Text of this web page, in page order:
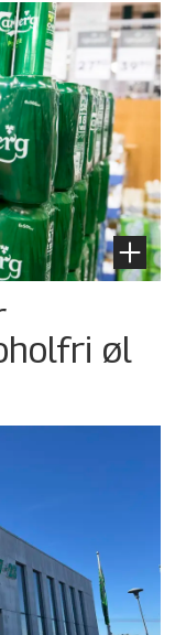
øl